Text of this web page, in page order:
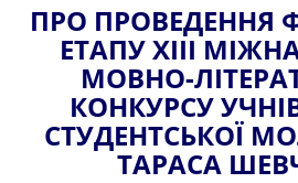
ПРО ПРОВЕДЕННЯ
ЕТАПУ XIІІ
МОВНО-
КОНКУРСУ
СТУДЕНТСЬКОЇ
ТАРАСА